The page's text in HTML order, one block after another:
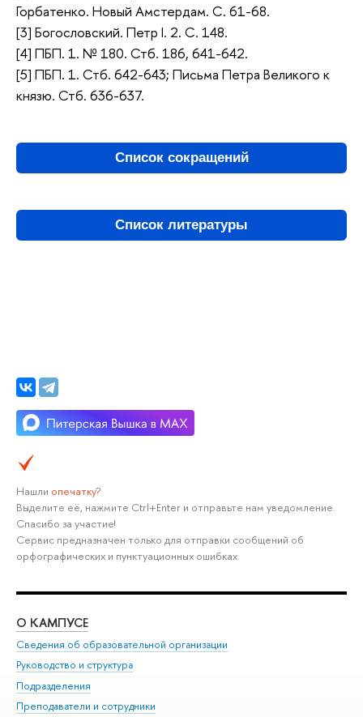
Горбатенко. Новый Амстердам. С. 61-68.
[3] Богословский. Петр I. 2. С. 148.
[4] ПБП. 1. № 180. Стб. 186, 641-642.
[5] ПБП. 1. Стб. 642-643; Письма Петра Великого к
князю. Стб. 636-637.
Список сокращений
Список литературы
Нашли опечатку?
Выделите её, нажмите Ctrl+Enter и отправьте нам уведомление.
Спасибо за участие!
Сервис предназначен только для отправки сообщений об
орфографических и пунктуационных ошибках.
О КАМПУСЕ
Сведения об образовательной организации
Руководство и структура
Подразделения
Преподаватели и сотрудники